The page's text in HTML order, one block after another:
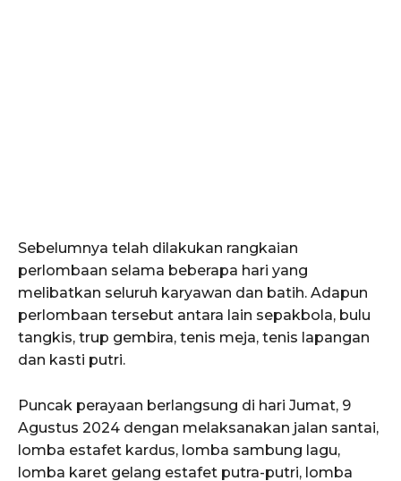
Sebelumnya telah dilakukan rangkaian
perlombaan selama beberapa hari yang
melibatkan seluruh karyawan dan batih. Adapun
perlombaan tersebut antara lain sepakbola, bulu
tangkis, trup gembira, tenis meja, tenis lapangan
dan kasti putri.
Puncak perayaan berlangsung di hari Jumat, 9
Agustus 2024 dengan melaksanakan jalan santai,
lomba estafet kardus, lomba sambung lagu,
lomba karet gelang estafet putra-putri, lomba